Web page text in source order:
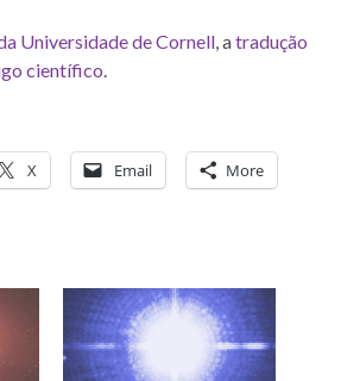
Universidade de Cornell , atradução
científico
X Email More